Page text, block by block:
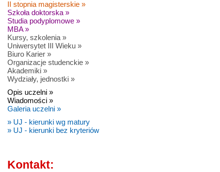
II stopnia magisterskie »
Szkoła doktorska »
Studia podyplomowe »
MBA »
Kursy, szkolenia »
Uniwersytet III Wieku »
Biuro Karier »
Organizacje studenckie »
Akademiki »
Wydziały, jednostki »
Opis uczelni »
Wiadomości »
Galeria uczelni »
» UJ - kierunki wg matury
» UJ - kierunki bez kryteriów
Kontakt: